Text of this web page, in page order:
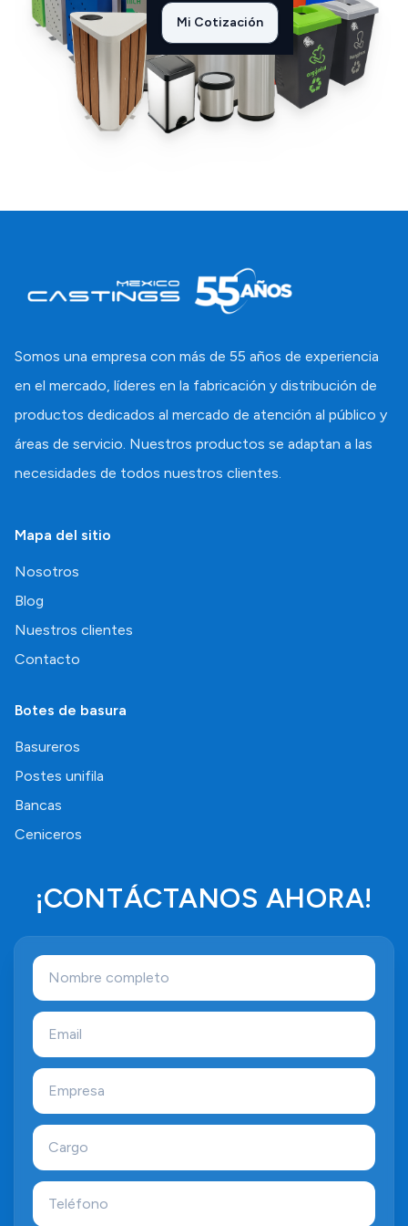
Mi Cotización
Somos una empresa con más de 55 años de experiencia
en el mercado, líderes en la fabricación y distribución de
productos dedicados al mercado de atención al público y
áreas de servicio. Nuestros productos se adaptan a las
necesidades de todos nuestros clientes.
Mapa del sitio
Nosotros
Blog
Nuestros clientes
Contacto
Botes de basura
Basureros
Postes unifila
Bancas
Ceniceros
¡CONTÁCTANOS AHORA!